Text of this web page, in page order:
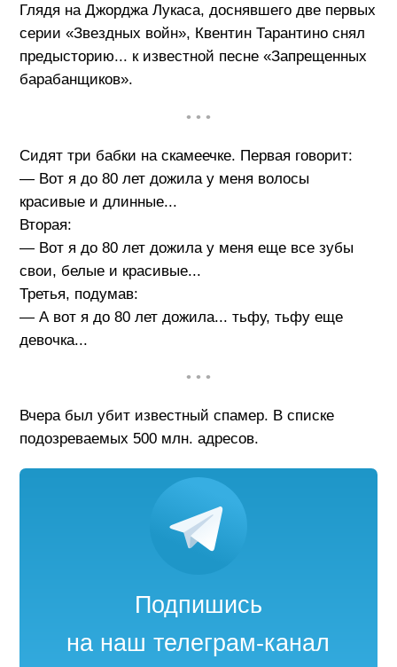
Глядя на Джорджа Лукаса, доснявшего две первых
серии «Звездных войн», Квентин Тарантино снял
предысторию... к известной песне «Запрещенных
барабанщиков».
• • •
Сидят три бабки на скамеечке. Первая говорит:
— Вот я до 80 лет дожила у меня волосы
красивые и длинные...
Вторая:
— Вот я до 80 лет дожила у меня еще все зубы
свои, белые и красивые...
Третья, подумав:
— А вот я до 80 лет дожила... тьфу, тьфу еще
девочка...
• • •
Вчера был убит известный спамер. В списке
подозреваемых 500 млн. адресов.
Подпишись
на наш телеграм-канал